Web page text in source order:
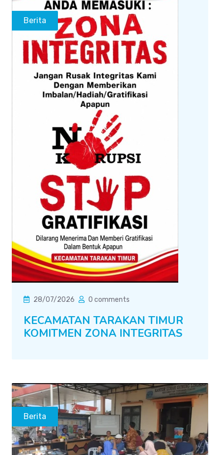
Berita
28/07/2026 0 comments
KECAMATAN TARAKAN TIMUR
KOMITMEN ZONA INTEGRITAS
Berita